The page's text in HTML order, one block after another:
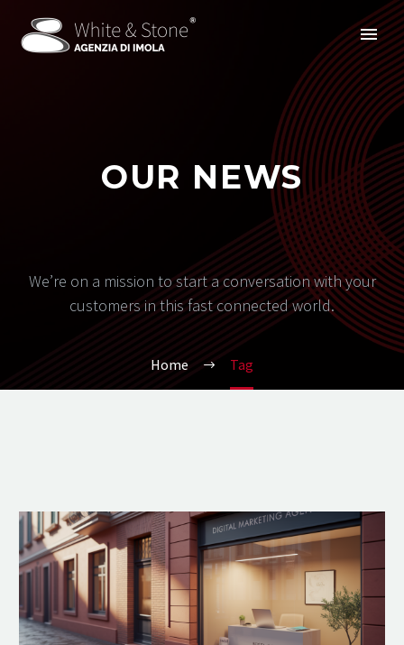
OUR NEWS
We’re on a mission to start a conversation with your
customers in this fast connected world.
Home Tag